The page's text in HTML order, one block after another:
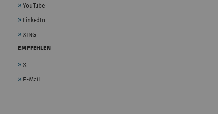
YouTube
LinkedIn
XING
EMPFEHLEN
X
E-Mail